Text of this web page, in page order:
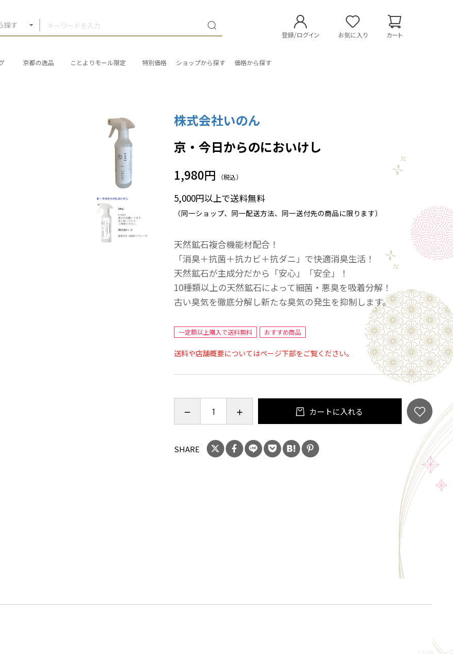
探す
登録/ログイン お気に入り カート
京都の逸品 ことよりモール限定 特別価格 ショップから探す 価格から探す
株式会社いのん
京・今日からのにおいけし
1,980円 （税込）
5,000円以上で送料無料
（同一ショップ、同一配送方法、同一送付先の商品に限ります）
天然鉱石複合機能材配合！
「消臭＋抗菌＋抗カビ＋抗ダニ」で快適消臭生活！
天然鉱石が主成分だから「安心」「安全」！
10種類以上の天然鉱石によって細菌・悪臭を吸着分解！
古い臭気を徹底分解し新たな臭気の発生を抑制します。
一定額以上購入で送料無料 おすすめ商品
送料や店舗概要についてはページ下部をご覧ください。
カートに入れる
SHARE